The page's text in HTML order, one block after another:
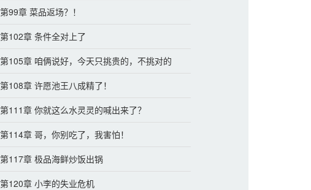
第99章 菜品返场？！
第102章 条件全对上了
第105章 咱俩说好，今天只挑贵的，不挑对的
第108章 许愿池王八成精了！
第111章 你就这么水灵灵的喊出来了？
第114章 哥，你别吃了，我害怕！
第117章 极品海鲜炒饭出锅
第120章 小李的失业危机